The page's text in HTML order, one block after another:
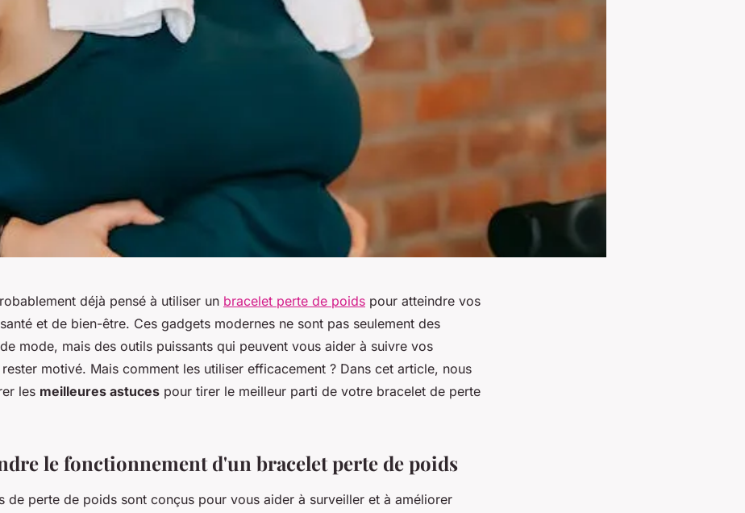
déjà pensé à utiliser un bracelet perte de poids pour atteindre vos
et de bien-être. Ces gadgets modernes ne sont pas seulement des
mode, mais des outils puissants qui peuvent vous aider à suivre vos
motivé. Mais comment les utiliser efficacement ? Dans cet article, nous
les meilleures astuces pour tirer le meilleur parti de votre bracelet de perte
le fonctionnement d'un bracelet perte de poids
de perte de poids sont conçus pour vous aider à surveiller et à améliorer